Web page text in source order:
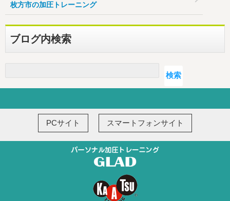
枚方市の加圧トレーニング
ブログ内検索
検索
PCサイト スマートフォンサイト